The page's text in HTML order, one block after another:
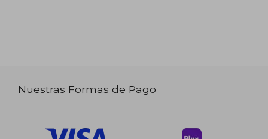
Nuestras Formas de Pago